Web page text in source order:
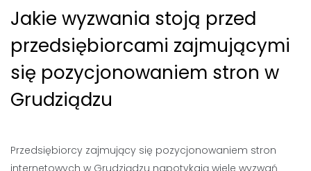
Jakie wyzwania stoją przed
przedsiębiorcami zajmującymi
się pozycjonowaniem stron w
Grudziądzu
Przedsiębiorcy zajmujący się pozycjonowaniem stron
internetowych w Grudziądzu napotykają wiele wyzwań